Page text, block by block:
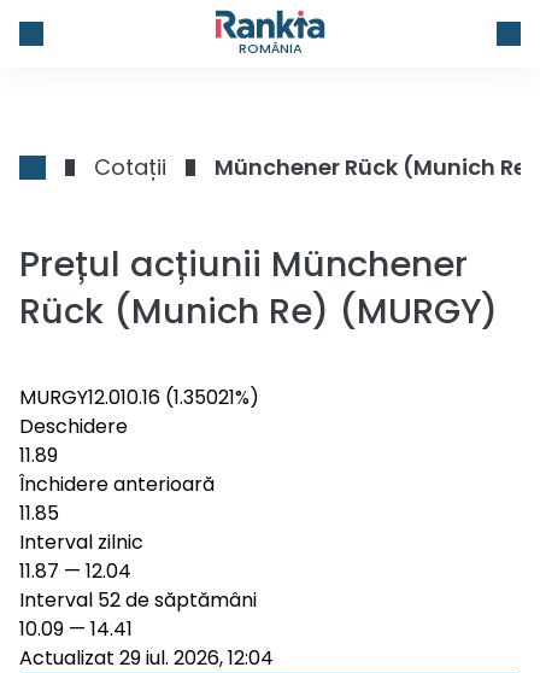
ROMÂNIA
Cotații Münchener Rück (Munich Re)
Prețul acțiunii Münchener
Rück (Munich Re) (MURGY)
MURGY12.010.16 (1.35021%)
Deschidere
11.89
Închidere anterioară
11.85
Interval zilnic
11.87 — 12.04
Interval 52 de săptămâni
10.09 — 14.41
Actualizat 29 iul. 2026, 12:04